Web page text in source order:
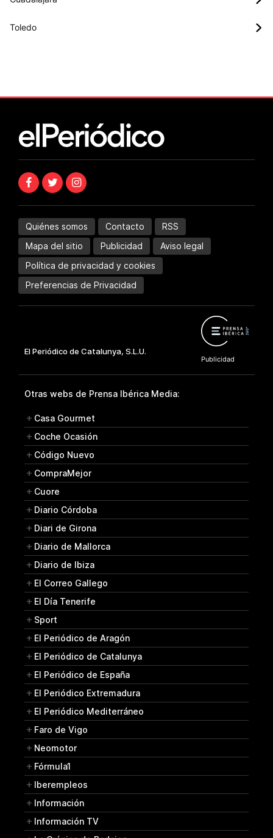
Toledo
Quiénes somos Contacto
RSS
Mapa del sitio
Publicidad
Aviso legal
Política de privacidad y cookies
Preferencias de Privacidad
Otras webs de Prensa Ibérica Media:
Casa Gourmet
Coche Ocasión
Código Nuevo
CompraMejor
Cuore
Diario Córdoba
Diari de Girona
Diario de Mallorca
Diario de Ibiza
El Correo Gallego
El Día Tenerife
Sport
El Periódico de Aragón
El Periódico de Catalunya
El Periódico de España
El Periódico Extremadura
El Periódico Mediterráneo
Faro de Vigo
Neomotor
Fórmula1
Iberempleos
Información
Información TV